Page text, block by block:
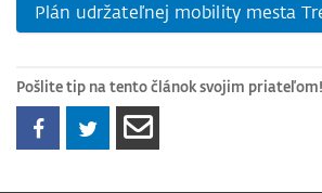
Plán udržateľnej mobility mesta
Pošlite tip na tento článok svojim priateľom!